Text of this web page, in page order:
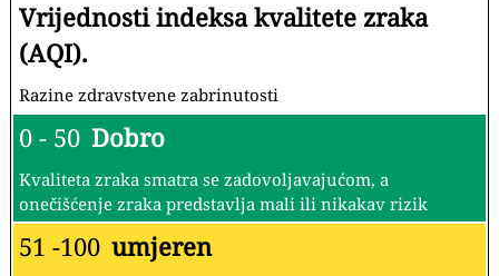
Vrijednosti indeksa kvalitete zraka
(AQI).
Razine zdravstvene zabrinutosti
0 - 50 Dobro
Kvaliteta zraka smatra se zadovoljavajućom, a
onečišćenje zraka predstavlja mali ili nikakav rizik
51 -100 umjeren